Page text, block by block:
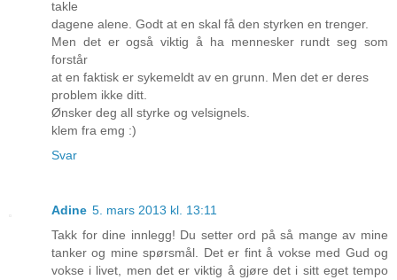
takle
dagene alene. Godt at en skal få den styrken en trenger.
Men det er også viktig å ha mennesker rundt seg som
forstår
at en faktisk er sykemeldt av en grunn. Men det er deres
problem ikke ditt.
Ønsker deg all styrke og velsignels.
klem fra emg :)
Svar
Adine 5. mars 2013 kl. 13:11
Takk for dine innlegg! Du setter ord på så mange av mine
tanker og mine spørsmål. Det er fint å vokse med Gud og
vokse i livet, men det er viktig å gjøre det i sitt eget tempo